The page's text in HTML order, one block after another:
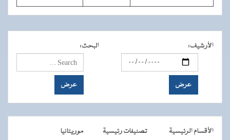
الأرشيف: البحث:
الأقسام الرئيسية تصنيفات رئيسية
موريتانيا